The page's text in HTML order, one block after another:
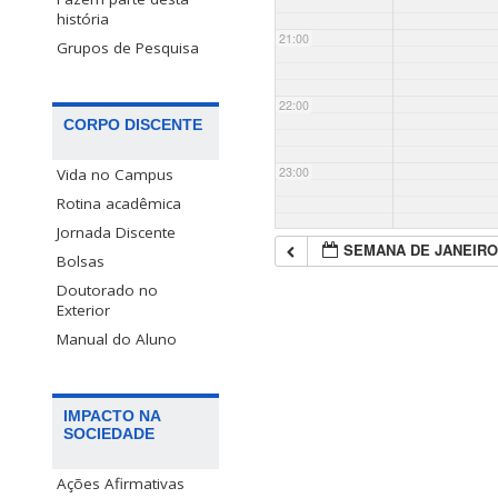
história
Grupos de Pesquisa
CORPO DISCENTE
Vida no Campus
Rotina acadêmica
Jornada Discente
Bolsas
Doutorado no
Exterior
Manual do Aluno
IMPACTO NA
SOCIEDADE
Ações Afirmativas
21:00
22:00
23:00
SEMANA DE